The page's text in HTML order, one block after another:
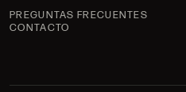
PREGUNTAS FRECUENTES
CONTACTO